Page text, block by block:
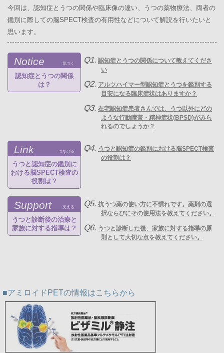
今回は、認知症とうつの関係や臨床像の違い、うつの薬物療法、両者の
鑑別に際しての脳SPECT検査の有用性などについて解説を行いたいと
思います。
Notice 気づく
認知症とうつの関係
は？
Q1. 認知症とうつの関係について教えてくださ
い
Q2. アルツハイマー型認知症とうつを鑑別する
目安になる臨床症状はありますか？
Q3. 在宅認知症患者さんでは、うつ以外にどの
ような行動障害・精神症状(BPSD)がみら
れるのでしょうか？
Link つなげる
うつと認知症の鑑別に
おける脳SPECT検査の
役割は？
Q4. うつと認知症の鑑別における脳SPECT検査
の役割は？
Support 支える
うつと診断後の治療と
家族に対する指導は？
Q5. 抗うつ薬の使い方に不慣れです。薬剤の選
択ならびにその使用法を教えてください。
Q6. うつと診断した後、家族に対する指導の原
則として大切な点を教えてください。
アミロイドPETの情報はこちらから